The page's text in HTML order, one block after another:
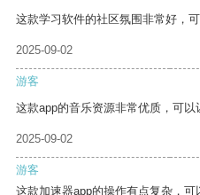
这款学习软件的社区氛围非常好，
2025-09-02
游客
这款app的音乐资源非常优质，可以
2025-09-02
游客
这款加速器app的操作有点复杂，